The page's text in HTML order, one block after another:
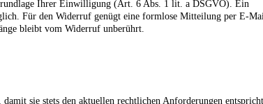
Ihrer Einwilligung (Art. 6 Abs. 1 lit. a DSGVO). Ein
Für den Widerruf genügt eine formlose Mitteilung per E-
bleibt vom Widerruf unberührt.
sie stets den aktuellen rechtlichen Anforderungen entspricht